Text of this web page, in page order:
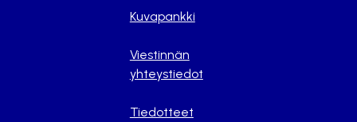
Kuvapankki
Viestinnän
yhteystiedot
Tiedotteet